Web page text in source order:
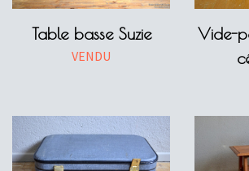
Table basse Suzie
VENDU
Vide-